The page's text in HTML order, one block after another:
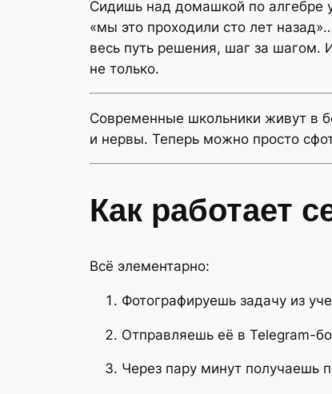
Сидишь над домашкой по алгебре
«мы это проходили сто лет
весь путь решения, шаг за шагом.
не только.
Современные школьники живут в
и нервы. Теперь можно просто
Как работает
Всё элементарно:
Фотографируешь задачу из
Отправляешь её в Telegram-
Через пару минут получаешь